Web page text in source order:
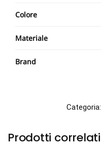
Colore
Materiale
Brand
Categoria:
Prodotti correlati